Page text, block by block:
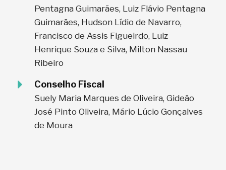
Pentagna Guimarães, Luiz Flávio Pentagna
Guimarães, Hudson Lídio de Navarro,
Francisco de Assis Figueirdo, Luiz
Henrique Souza e Silva, Milton Nassau
Ribeiro
Conselho Fiscal
Suely Maria Marques de Oliveira, Gideão
José Pinto Oliveira, Mário Lúcio Gonçalves
de Moura